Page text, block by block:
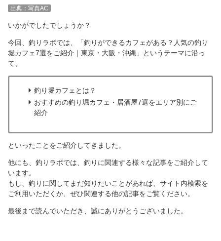
出典：写真AC
いかがでしたでしょうか？
今回、釣りラボでは、「釣りができるカフェがある？人気の釣り
堀カフェ7選をご紹介｜東京・大阪・沖縄」というテーマに沿っ
て、
釣り堀カフェとは？
おすすめの釣り堀カフェ・居酒屋7選をエリア別にご
紹介
といったことをご紹介してきました。
他にも、釣りラボでは、釣りに関連する様々な記事をご紹介して
います。
もし、釣りに関してまだ知りたいことがあれば、サイト内検索を
ご利用いただくか、ぜひ関連する他の記事をご覧ください。
最後まで読んでいただき、誠にありがとうございました。